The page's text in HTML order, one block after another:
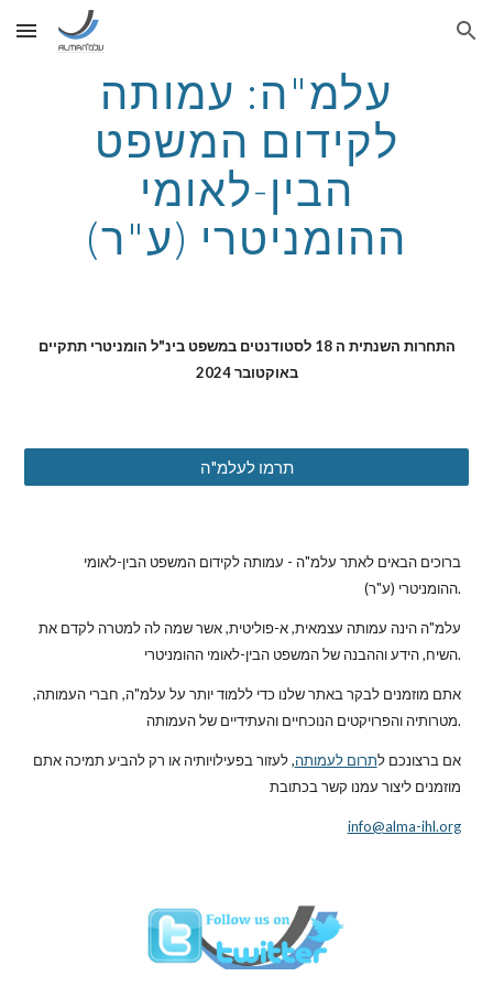
Skip to main content Skip to navigation
עלמ"ה: עמותה
לקידום המשפט
הבין-לאומי
ההומניטרי (ע"ר)
התחרות השנתית ה 18 לסטודנטים במשפט בינ"ל הומניטרי תתקיים
באוקטובר 2024
תרמו לעלמ"ה
ברוכים הבאים לאתר עלמ"ה - עמותה לקידום המשפט הבין-לאומי
ההומניטרי (ע"ר).
עלמ"ה הינה עמותה עצמאית, א-פוליטית, אשר שמה לה למטרה לקדם את
השיח, הידע וההבנה של המשפט הבין-לאומי ההומניטרי.
אתם מוזמנים לבקר באתר שלנו כדי ללמוד יותר על עלמ"ה, חברי העמותה,
מטרותיה והפרויקטים הנוכחיים והעתידיים של העמותה.
אם ברצונכם לתרום לעמותה, לעזור בפעילויותיה או רק להביע תמיכה אתם
מוזמנים ליצור עמנו קשר בכתובת
info@alma-ihl.org